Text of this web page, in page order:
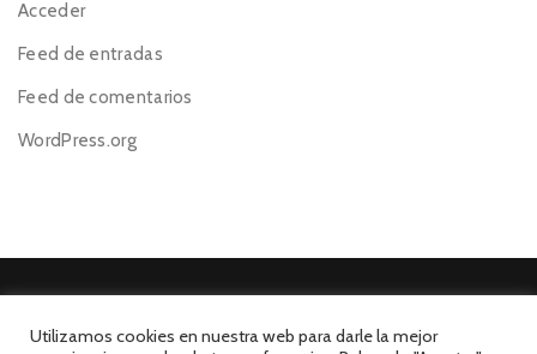
Acceder
Feed de entradas
Feed de comentarios
WordPress.org
Utilizamos cookies en nuestra web para darle la mejor